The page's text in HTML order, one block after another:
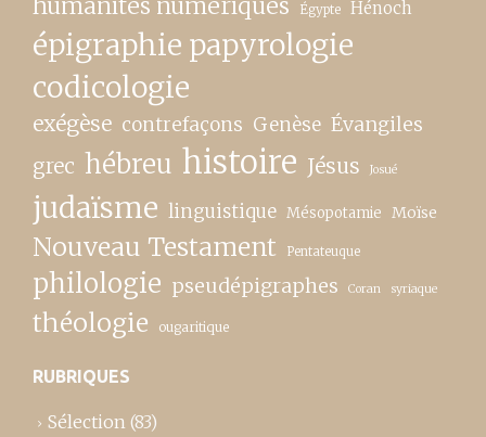
Égypte Hénoch
épigraphie papyrologie
codicologie
exégèse contrefaçons Genèse Évangiles
grec hébreu histoire Jésus Josué
judaïsme linguistique Mésopotamie Moïse
Nouveau Testament Pentateuque
philologie pseudépigraphes Coran syriaque
théologie ougaritique
RUBRIQUES
Sélection (83)